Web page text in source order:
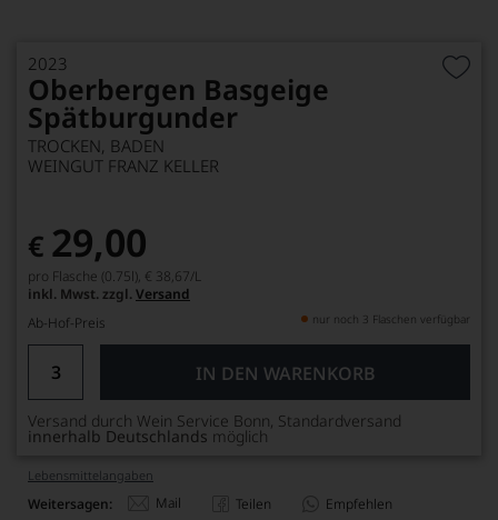
2023
Oberbergen Basgeige
Spätburgunder
TROCKEN, BADEN
WEINGUT FRANZ KELLER
€ 29,00
pro Flasche (0.75l), € 38,67/L
inkl. Mwst. zzgl. Versand
Ab-Hof-Preis
nur noch 3 Flaschen verfügbar
IN DEN WARENKORB
Versand durch Wein Service Bonn, Standardversand
innerhalb Deutschlands möglich
Lebensmittel­angaben
Weitersagen: Mail Teilen Empfehlen